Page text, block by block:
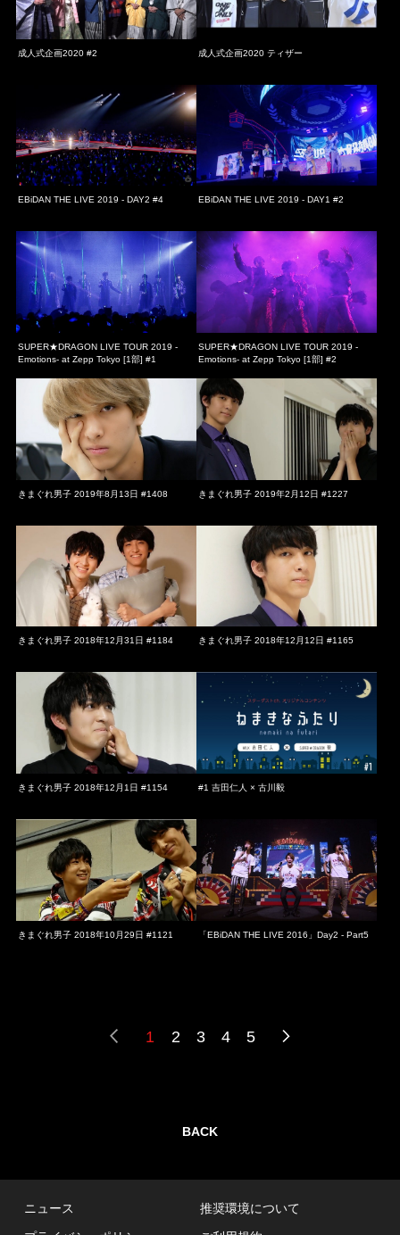
成人式企画2020 #2 成人式企画2020 ティザー
EBiDAN THE LIVE 2019 - DAY2 #4 EBiDAN THE LIVE 2019 - DAY1 #2
SUPER★DRAGON LIVE TOUR 2019 -
Emotions- at Zepp Tokyo [1部] #1
SUPER★DRAGON LIVE TOUR 2019 -
Emotions- at Zepp Tokyo [1部] #2
きまぐれ男子 2019年8月13日 #1408 きまぐれ男子 2019年2月12日 #1227
きまぐれ男子 2018年12月31日 #1184 きまぐれ男子 2018年12月12日 #1165
きまぐれ男子 2018年12月1日 #1154 #1 吉田仁人 × 古川毅
きまぐれ男子 2018年10月29日 #1121 「EBiDAN THE LIVE 2016」Day2 - Part5
1 2 3 4 5
BACK
ニュース
推奨環境について